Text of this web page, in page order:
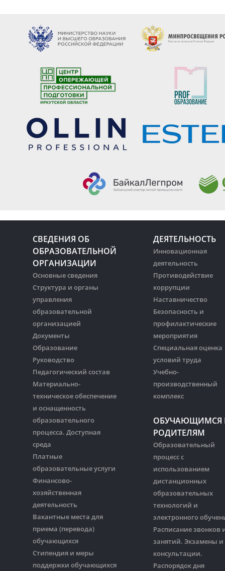
СВЕДЕНИЯ ОБ
ОБРАЗОВАТЕЛЬНОЙ
ОРГАНИЗАЦИИ
Основные сведения
Структура и органы
управления
образовательной
организацией
Документы
Образование
Руководство
Педагогический состав
Материально-
техническое обеспечение
и оснащенность
образовательного
процесса. Доступная
среда
Платные
образовательные услуги
Финансово-
хозяйственная
деятельность
Вакантные места для
приема (перевода)
обучающихся
Стипендия и меры
поддержки обучающихся
ДЕЯТЕЛЬНОСТЬ
Инновационная
деятельность
Противодействие
коррупции
Наставничество
Безопасность и
профилактические
мероприятия
Специальная оценка
условий труда
Учебно-
производственный
комплекс
ОБУЧАЮЩИМСЯ
РОДИТЕЛЯМ
Образовательный
процесс с
использованием
дистанционных
образовательных
технологий и
электронного
Расписание звонков
занятий. Экзамены и
консультации.
Распорядок дня